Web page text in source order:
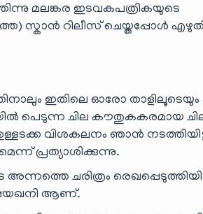
മലങ്കര ഇടവകപത്രികയുടെ
സ്കാൻ റിലീസ് ചെയ്തപ്പോൾ
ഇതിലെ ഓരോ
പെടുന്ന ചില കൗതുകകരമായ
വിശകലനം ഞാൻ
പ്രത്യാശിക്കുന്നു.
ചരിത്രം
ആണ്.